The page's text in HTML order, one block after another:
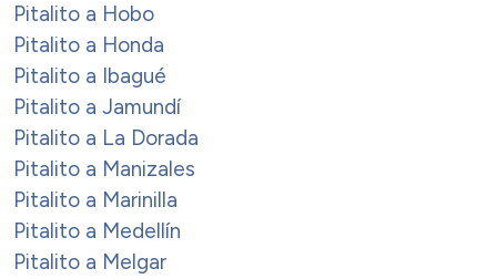
Pitalito a Hobo
Pitalito a Honda
Pitalito a Ibagué
Pitalito a Jamundí
Pitalito a La Dorada
Pitalito a Manizales
Pitalito a Marinilla
Pitalito a Medellín
Pitalito a Melgar